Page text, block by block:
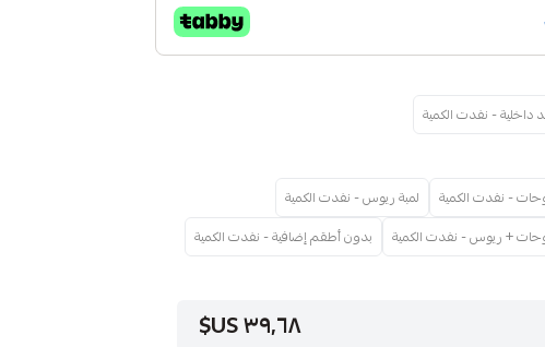
داخلية - نفدت الكمية
- نفدت الكمية
لمبة ريوس - نفدت الكمية
+ ريوس - نفدت الكمية
بدون أطقم إضافية - نفدت الكمية
٣٩٫٦٨ US$